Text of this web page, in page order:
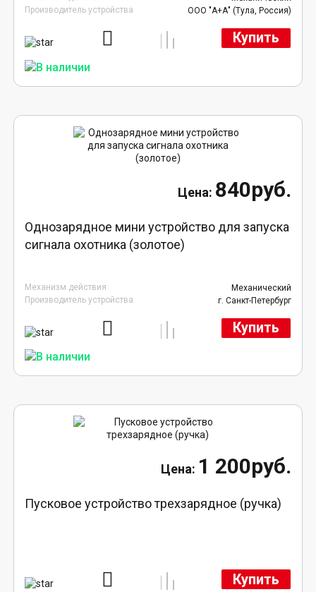
Производитель устройства
ООО "А+А" (Тула, Россия)
Купить
840руб.
Однозарядное мини устройство для запуска
сигнала охотника (золотое)
Механизм действия
Механический
Производитель устройства
г. Санкт-Петербург
Купить
1 200руб.
Пусковое устройство трехзарядное (ручка)
Купить